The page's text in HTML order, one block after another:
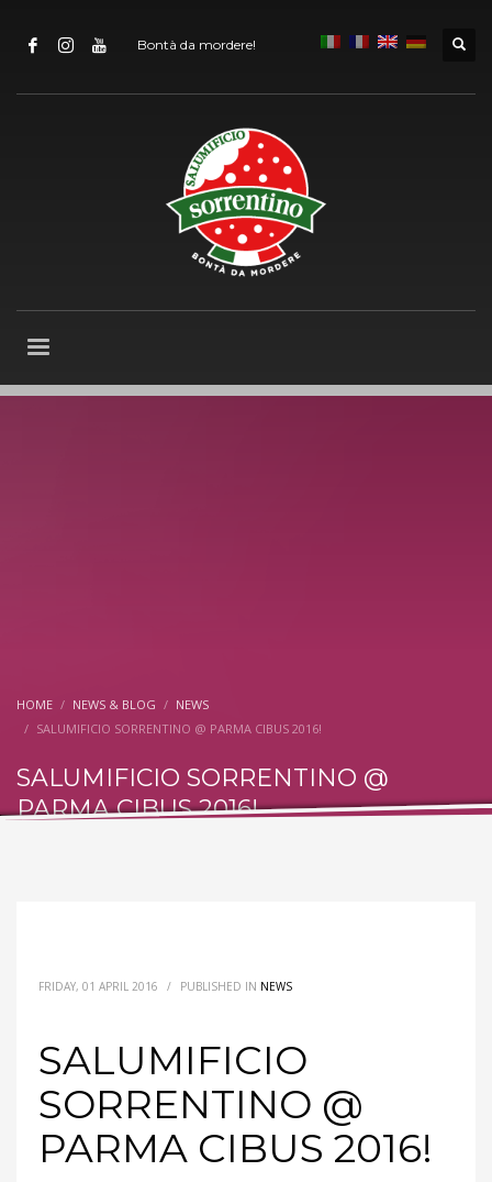
Bontà da mordere!
HOME NEWS & BLOG
NEWS
SALUMIFICIO SORRENTINO @ PARMA CIBUS 2016!
SALUMIFICIO SORRENTINO @
PARMA CIBUS 2016!
FRIDAY, 01 APRIL 2016 / PUBLISHED IN NEWS
SALUMIFICIO
SORRENTINO @
PARMA CIBUS 2016!